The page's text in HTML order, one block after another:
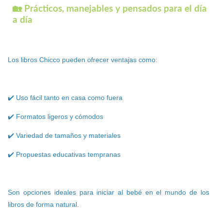
🏡 Prácticos, manejables y pensados para el día
a día
Los libros Chicco pueden ofrecer ventajas como:
✔️ Uso fácil tanto en casa como fuera
✔️ Formatos ligeros y cómodos
✔️ Variedad de tamaños y materiales
✔️ Propuestas educativas tempranas
Son opciones ideales para iniciar al bebé en el mundo de los
libros de forma natural.